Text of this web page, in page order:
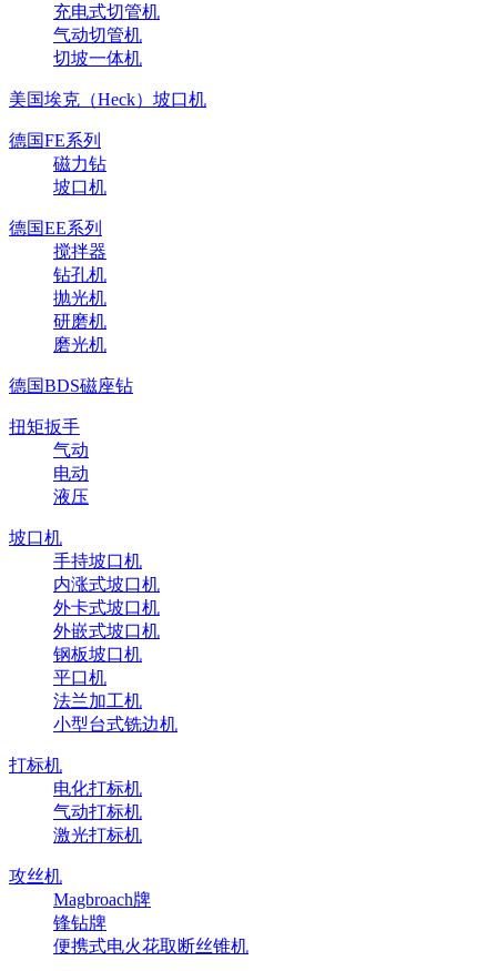
充电式切管机
气动切管机
切坡一体机
美国埃克（Heck）坡口机
德国FE系列
磁力钻
坡口机
德国EE系列
搅拌器
钻孔机
抛光机
研磨机
磨光机
德国BDS磁座钻
扭矩扳手
气动
电动
液压
坡口机
手持坡口机
内涨式坡口机
外卡式坡口机
外嵌式坡口机
钢板坡口机
平口机
法兰加工机
小型台式铣边机
打标机
电化打标机
气动打标机
激光打标机
攻丝机
Magbroach牌
锋钻牌
便携式电火花取断丝锥机